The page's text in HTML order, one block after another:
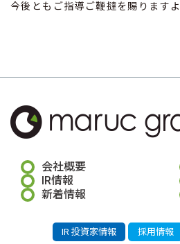
今後ともご指導ご鞭撻を賜ります
会社概要
IR情報
新着情報
IR 投資家情報 採用情報